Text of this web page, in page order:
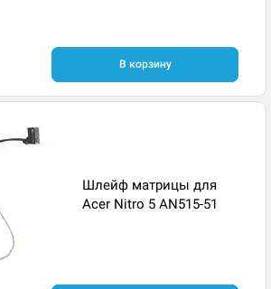
В корзину
Шлейф матрицы для
Acer Nitro 5 AN515-51